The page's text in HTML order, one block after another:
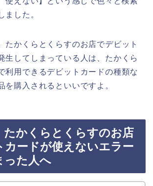
ました。
たかくらとくらすのお店でデビット
生してしまっている人は、たかくら
利用できるデビットカードの種類な
を購入されるといいですよ。
たかくらとくらすのお店
カードが使えないエラー
った人へ